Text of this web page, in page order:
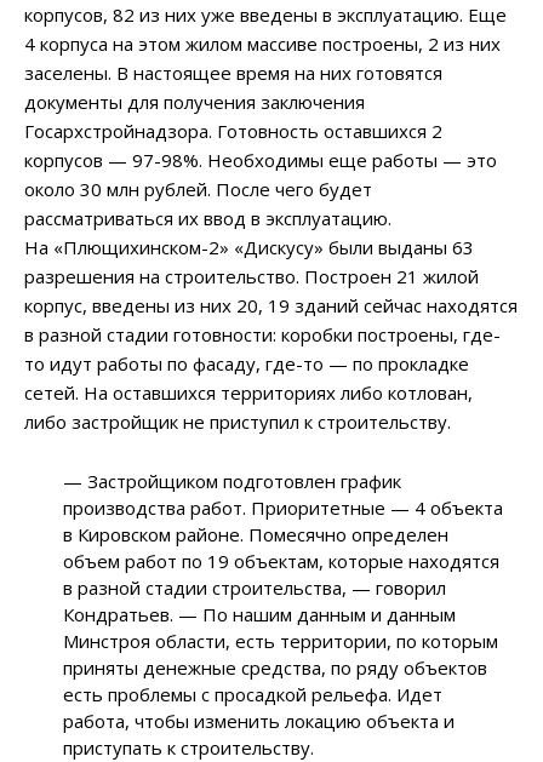
корпусов, 82 из них уже введены в эксплуатацию. Еще
4 корпуса на этом жилом массиве построены, 2 из них
заселены. В настоящее время на них готовятся
документы для получения заключения
Госархстройнадзора. Готовность оставшихся 2
корпусов — 97-98%. Необходимы еще работы — это
около 30 млн рублей. После чего будет
рассматриваться их ввод в эксплуатацию.
На «Плющихинском-2» «Дискусу» были выданы 63
разрешения на строительство. Построен 21 жилой
корпус, введены из них 20, 19 зданий сейчас находятся
в разной стадии готовности: коробки построены, где-
то идут работы по фасаду, где-то — по прокладке
сетей. На оставшихся территориях либо котлован,
либо застройщик не приступил к строительству.
— Застройщиком подготовлен график
производства работ. Приоритетные — 4 объекта
в Кировском районе. Помесячно определен
объем работ по 19 объектам, которые находятся
в разной стадии строительства, — говорил
Кондратьев. — По нашим данным и данным
Минстроя области, есть территории, по которым
приняты денежные средства, по ряду объектов
есть проблемы с просадкой рельефа. Идет
работа, чтобы изменить локацию объекта и
приступать к строительству.